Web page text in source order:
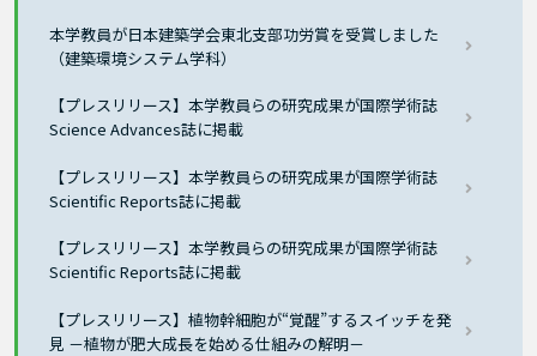
本学教員が日本建築学会東北支部功労賞を受賞しました
（建築環境システム学科）
【プレスリリース】本学教員らの研究成果が国際学術誌
Science Advances誌に掲載
【プレスリリース】本学教員らの研究成果が国際学術誌
Scientific Reports誌に掲載
【プレスリリース】本学教員らの研究成果が国際学術誌
Scientific Reports誌に掲載
【プレスリリース】植物幹細胞が“覚醒”するスイッチを発
見 －植物が肥大成長を始める仕組みの解明－